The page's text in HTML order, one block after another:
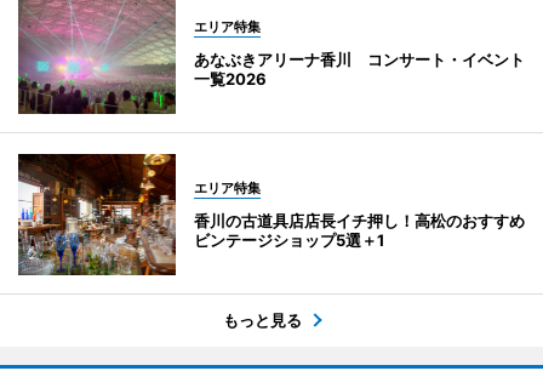
エリア特集
あなぶきアリーナ香川 コンサート・イベント
一覧2026
エリア特集
香川の古道具店店長イチ押し！高松のおすすめ
ビンテージショップ5選＋1
もっと見る